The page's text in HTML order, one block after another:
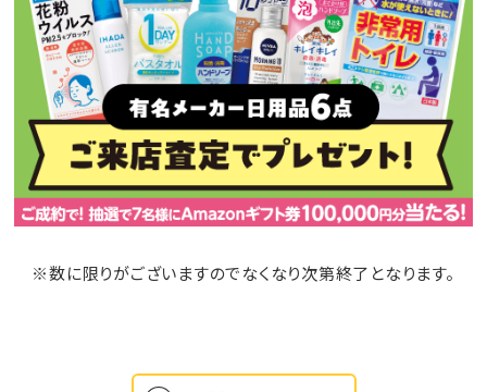
※数に限りがございますのでなくなり次第終了となります。